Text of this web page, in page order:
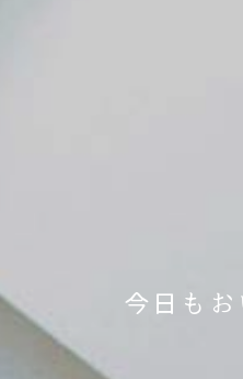
今日も